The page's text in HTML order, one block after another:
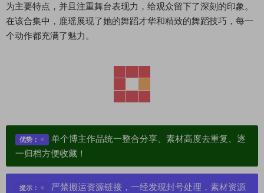
为主要特点，并且注重舞台表现力，给观众留下了深刻的印象。
在该合集中，鹿瑶展现了她的舞蹈才华和精致的舞蹈技巧，每一
个动作都充满了魅力。
优势：
单个博主作品统一整合分享、素材高度去重复、逐
一归档方便收藏！
提示：
严禁搬运资源链接，一经发现封号处理，素材资源